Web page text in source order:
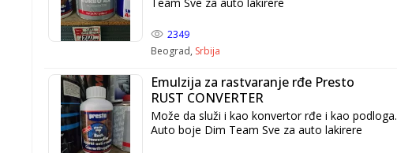
2349
Beograd, Srbija
Emulzija za rastvaranje rđe Presto
RUST CONVERTER
Može da služi i kao konvertor rđe i kao podloga.
Auto boje Dim Team Sve za auto lakirere